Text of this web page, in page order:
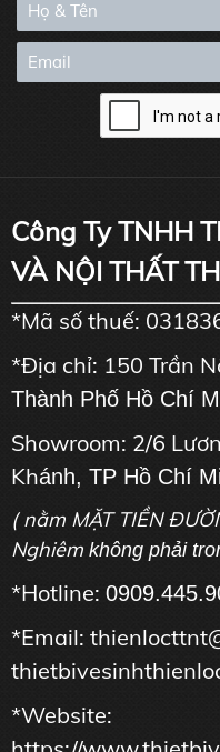
Công Ty TNHH
VÀ NỘI THẤT
*Mã số thuế:
*Địa chỉ: 150 Trần
Thành Phố Hồ Chí
Showroom: 2/6
Khánh, TP Hồ Chí
( nằm MẶT TIỀN
Nghiêm không phải
*Hotline:
*Email:
*Website: